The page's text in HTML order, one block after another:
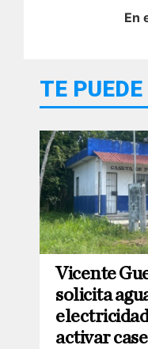
En
TE
Vicente
solicita
activar